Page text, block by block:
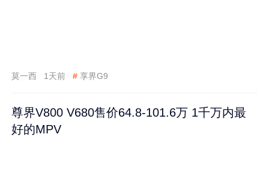
莫一西 1天前 # 享界G9
尊界V800 V680售价64.8-101.6万 1千万内最
好的MPV